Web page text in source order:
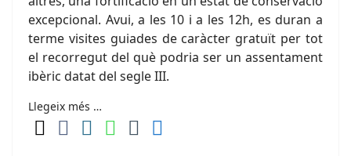
excepcional. Avui, a les 10 i a les 12h, es duran a
terme visites guiades de caràcter gratuït per tot
el recorregut del què podria ser un assentament
ibèric datat del segle III.
Llegeix més …